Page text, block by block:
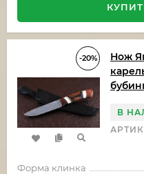
-20%
Нож
В
Форма клинка